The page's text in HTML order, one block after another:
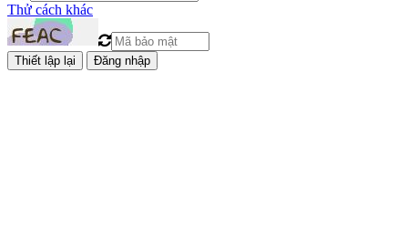
Thử cách khác
Đăng nhập